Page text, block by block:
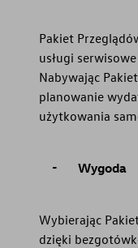
Pakiet
usługi
Nabywając
planowanie
użytkowania
Wygoda
Wybierając
dzięki